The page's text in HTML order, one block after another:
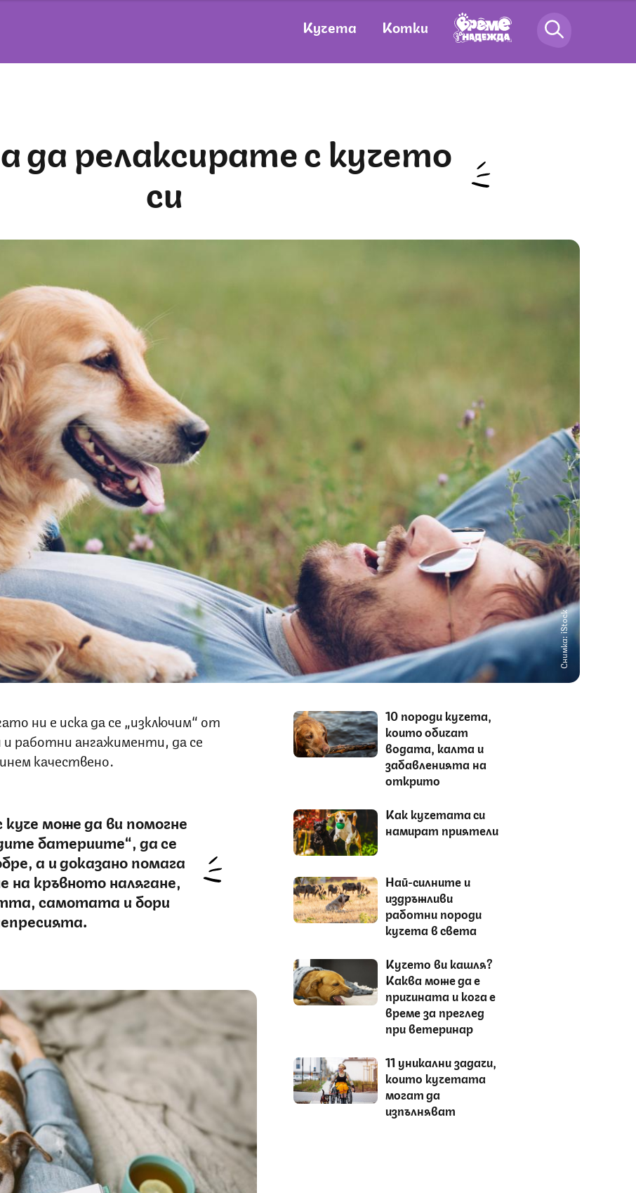
Кучета Котки
си
Снимка: iStock
ни е иска да се „изключим“ от
работни ангажименти, да се
качествено.
може да ви помогне
батериите“, да се
а и доказано помага
на кръвното налягане,
самотата и бори
10 породи кучета,
които обичат
водата, калта и
забавленията на
открито
Как кучетата си
намират приятели
Най-силните и
издръжливи
работни породи
кучета в света
Кучето ви кашля?
Каква може да е
причината и кога е
време за преглед
при ветеринар
11 уникални задачи,
които кучетата
могат да
изпълняват